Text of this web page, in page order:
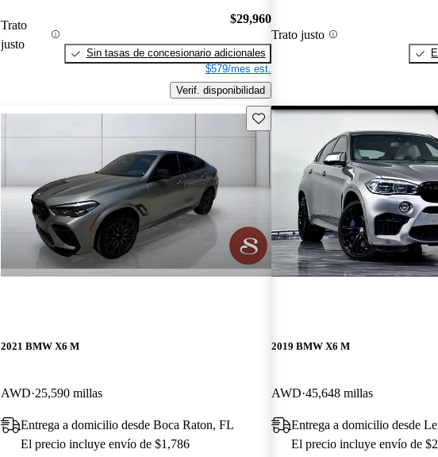
Trato
justo
$29,960
Sin tasas de concesionario adicionales
$579/mes est.
Verif. disponibilidad
Trato justo
Guarda este Aviso
2021 BMW X6 M
AWD 25,590 millas
Entrega a domicilio desde Boca Raton, FL
El precio incluye envío de $1,786
2019 BMW X6 M
AWD 45,648 millas
Entrega a domicilio desde
El precio incluye envío de